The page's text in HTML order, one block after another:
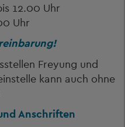
12.00 Uhr
Uhr
Freyung und
kann auch ohne
Anschriften